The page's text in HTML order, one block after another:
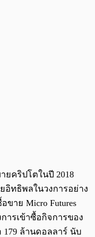
ยคริปโตในปี 2018
อิทธิพลในวงการอย่าง
ขาย Micro Futures
ารเข้าซื้อกิจการของ
179 ล้านดอลลาร์ นับ